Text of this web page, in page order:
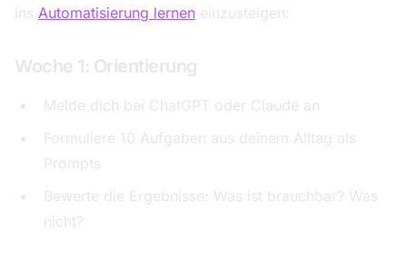
ins Automatisierung lernen einzusteigen:
Woche 1: Orientierung
Melde dich bei ChatGPT oder Claude an
Formuliere 10 Aufgaben aus deinem Alltag als
Prompts
Bewerte die Ergebnisse: Was ist brauchbar? Was
nicht?